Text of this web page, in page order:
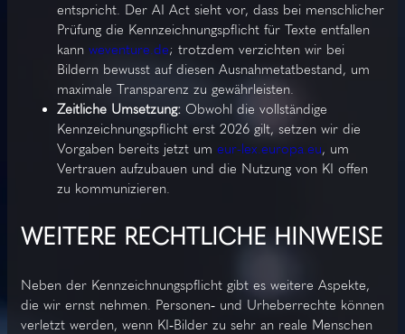
entspricht. Der AI Act sieht vor, dass bei menschlicher
Prüfung die Kennzeichnungspflicht für Texte entfallen
kann weventure.de; trotzdem verzichten wir bei
Bildern bewusst auf diesen Ausnahmetatbestand, um
maximale Transparenz zu gewährleisten.
Zeitliche Umsetzung:Obwohl die vollständige
Kennzeichnungspflicht erst 2026 gilt, setzen wir die
Vorgaben bereits jetzt um eur-lex.europa.eu, um
Vertrauen aufzubauen und die Nutzung von KI offen
zu kommunizieren.
WEITERE RECHTLICHE HINWEISE
Neben der Kennzeichnungspflicht gibt es weitere Aspekte,
die wir ernst nehmen. Personen‑ und Urheberrechte können
verletzt werden, wenn KI‑Bilder zu sehr an reale Menschen